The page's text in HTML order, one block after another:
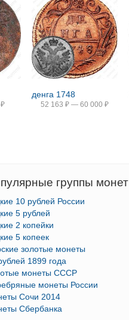
₽
денга 1748
52 163 ₽ — 60 000 ₽
группы монет
10 рублей России
5 рублей
2 копейки
5 копеек
золотые монеты
1899 года
монеты СССР
монеты России
Сочи 2014
Сбербанка